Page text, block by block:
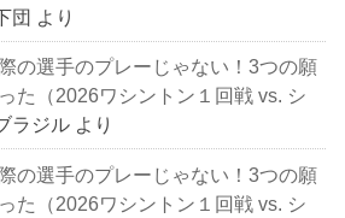
団 より
の選手のプレーじゃない！3つの願
た（2026ワシントン１回戦 vs. シ
ラジル より
の選手のプレーじゃない！3つの願
た（2026ワシントン１回戦 vs. シ